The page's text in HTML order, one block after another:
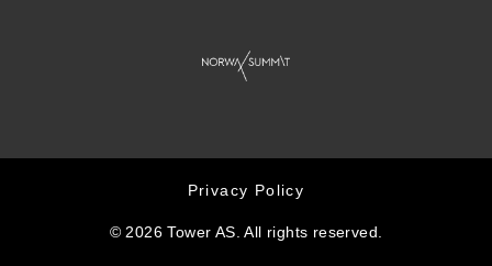
Privacy Policy
© 2026 Tower AS. All rights reserved.